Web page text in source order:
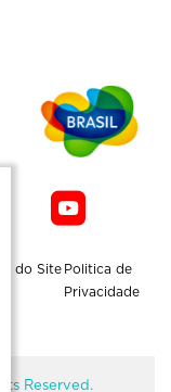
do Site Politica de
Privacidade
Reserved.